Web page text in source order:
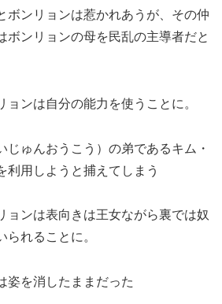
ボンリョンは惹かれあうが、その仲
ボンリョンの母を民乱の主導者だと
ョンは自分の能力を使うことに。
じゅんおうこう）の弟であるキム・
利用しようと捕えてしまう
ョンは表向きは王女ながら裏では奴
れることに。
姿を消したままだった